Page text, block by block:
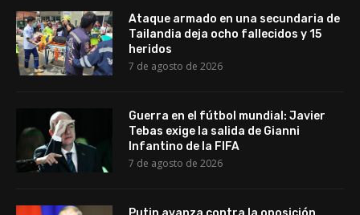
Ataque armado en una secundaria de
Tailandia deja ocho fallecidos y 15
heridos
7 de agosto de 2026
Guerra en el fútbol mundial: Javier
Tebas exige la salida de Gianni
Infantino de la FIFA
7 de agosto de 2026